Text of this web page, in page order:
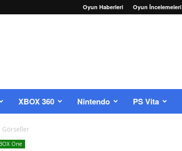
Oyun Haberleri Oyun İncelemeleri
XBOX 360 Nintendo PS Vita
Görseller
One